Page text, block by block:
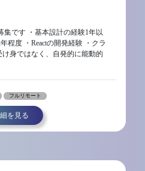
集です ・基本設計の経験1年以
程度 ・Reactの開発経験 ・クラ
身ではなく、自発的に能動的
フルリモート
を見る